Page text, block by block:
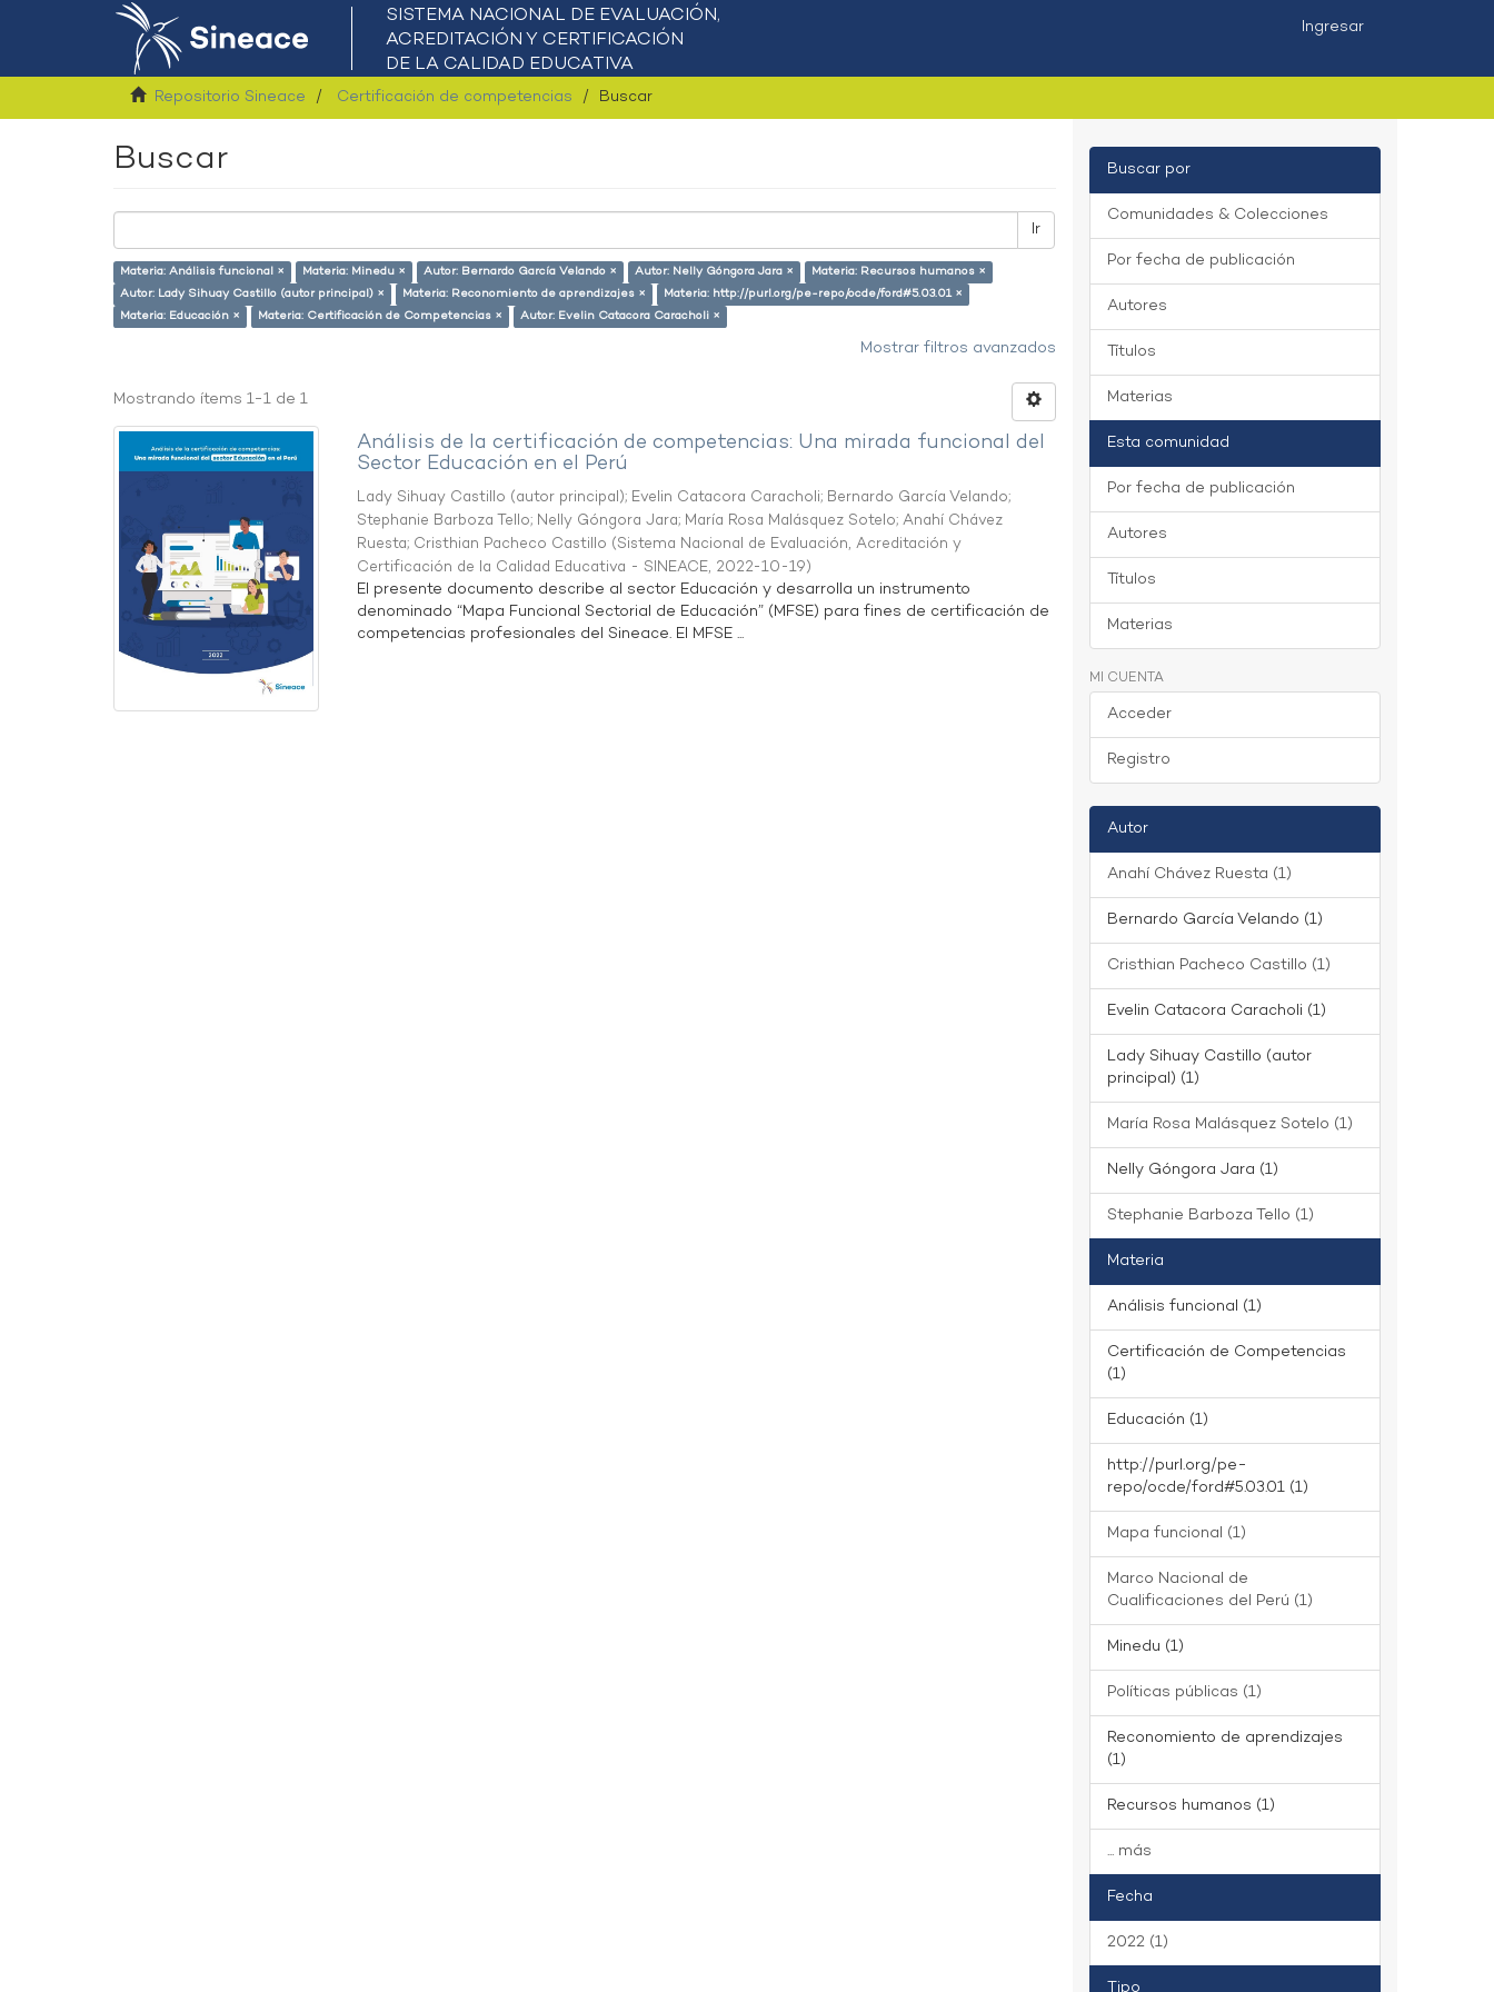
Ingresar
Repositorio Sineace Certificación de competencias Buscar
Buscar
Ir
Materia: Análisis funcional × Materia: Minedu × Autor: Bernardo García Velando × Autor: Nelly Góngora Jara ×
Materia: Recursos humanos ×
Autor: Lady Sihuay Castillo (autor principal) ×
Materia: Reconomiento de aprendizajes ×
Materia: http://purl.org/pe-repo/ocde/ford#5.03.01 ×
Materia: Educación ×
Materia: Certificación de Competencias × Autor: Evelin Catacora Caracholi ×
Mostrar filtros avanzados
Mostrando ítems 1-1 de 1
Análisis de la certificación de competencias: Una mirada funcional del
Sector Educación en el Perú
Lady Sihuay Castillo (autor principal); Evelin Catacora Caracholi; Bernardo García Velando;
Stephanie Barboza Tello; Nelly Góngora Jara; María Rosa Malásquez Sotelo;Anahí Chávez
Ruesta; Cristhian Pacheco Castillo (Sistema Nacional de Evaluación, Acreditación y
Certificación de la Calidad Educativa - SINEACE, 2022-10-19)
El presente documento describe al sector Educación y desarrolla un instrumento
denominado “Mapa Funcional Sectorial de Educación” (MFSE) para fines de certificación de
competencias profesionales del Sineace. El MFSE ...
Buscar por
Comunidades & Colecciones
Por fecha de publicación
Autores
Títulos
Materias
Esta comunidad
Por fecha de publicación
Autores
Títulos
Materias
MI CUENTA
Acceder
Registro
Autor
Anahí Chávez Ruesta (1)
Bernardo García Velando (1)
Cristhian Pacheco Castillo (1)
Evelin Catacora Caracholi (1)
Lady Sihuay Castillo (autor
principal) (1)
María Rosa Malásquez Sotelo (1)
Nelly Góngora Jara (1)
Stephanie Barboza Tello (1)
Materia
Análisis funcional (1)
Certificación de Competencias
(1)
Educación (1)
http://purl.org/pe-
repo/ocde/ford#5.03.01 (1)
Mapa funcional (1)
Marco Nacional de
Cualificaciones del Perú (1)
Minedu (1)
Políticas públicas (1)
Reconomiento de aprendizajes
(1)
Recursos humanos (1)
... más
Fecha
2022 (1)